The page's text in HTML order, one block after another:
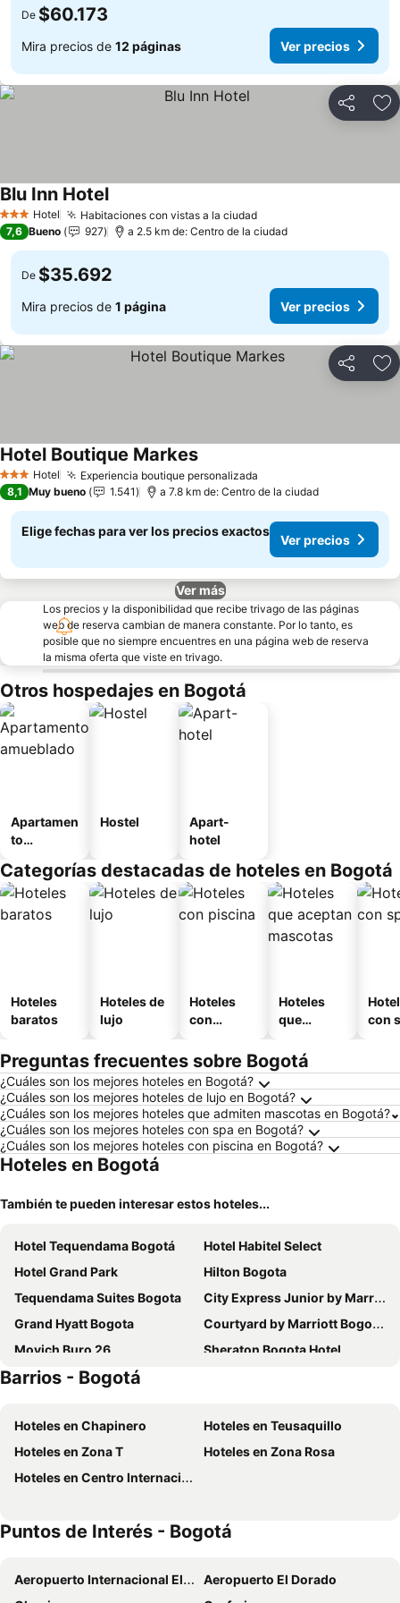
De $60.173
Mira precios de 12 páginas Ver precios
Compartir
3 Estrellas
Hotel Habitaciones con vistas a la ciudadVer precios
Blu Inn HotelVer precios
7,6 Bueno 927 a 2.5 km de: Centro de la ciudad
De $35.692
Mira precios de 1 página Ver precios
Compartir
3 Estrellas
Hotel Experiencia boutique personalizada
Hotel Boutique MarkesVer precios
8,1 Muy bueno 1.541 a 7.8 km de: Centro de la ciudad
Elige fechas para ver los precios exactos
Ver precios
Ver más
Los precios y la disponibilidad que recibe trivago de las páginas
web de reserva cambian de manera constante. Por lo tanto, es
posible que no siempre encuentres en una página web de reserva
la misma oferta que viste en trivago.
Otros hospedajes en Bogotá
Apartamen
to
o
Hostel
Apart-
hotel
Categorías destacadas de hoteles en Bogotá
Hoteles
baratos
Hoteles de
lujo
Hoteles
con
Hoteles
que
mascotas
con
Preguntas frecuentes sobre Bogotá
¿Cuáles son los mejores hoteles en Bogotá?
¿Cuáles son los mejores hoteles de lujo en Bogotá?
¿Cuáles son los mejores hoteles que admiten mascotas en Bogotá?
¿Cuáles son los mejores hoteles con spa en Bogotá?
¿Cuáles son los mejores hoteles con piscina en Bogotá?
Hoteles en Bogotá
También te pueden interesar estos hoteles...
Hotel Tequendama Bogotá
Hotel Habitel Select
Hotel Grand Park
Hilton Bogota
Tequendama Suites Bogota
City Express Junior by Marriott Bogota Aeropuerto
Grand Hyatt Bogota
Courtyard by Marriott Bogota Airport
Movich Buro 26
Sheraton Bogota Hotel
Hotel Habitel Prime
ibis Bogota Museo
Hotel Distrito ZF
NH Collection Bogotá WTC Royal
Casa Dann Carlton Hotel & Spa
Radisson Bogota Metrotel
Hotel Madisson Inn Luxury By GEH Suites
Aloft Bogota Airport
Spotty Hotels
NH Bogotá Urban 26 Royal
Barrios - Bogotá
Hoteles en Chapinero
Hoteles en Teusaquillo
Hoteles en Zona T
Hoteles en Zona Rosa
Hoteles en Centro Internacional Tequendama
Puntos de Interés - Bogotá
Aeropuerto Internacional El Dorado
Aeropuerto El Dorado